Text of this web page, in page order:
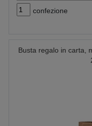
confezione
Busta regalo in carta,